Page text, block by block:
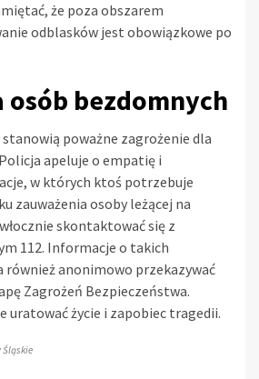
że poza obszarem
odblasków jest obowiązkowe po
osób bezdomnych
poważne zagrożenie dla
apeluje o empatię i
w których ktoś potrzebuje
zauważenia osoby leżącej na
skontaktować się z
112. Informacje o takich
również anonimowo przekazywać
Zagrożeń Bezpieczeństwa.
uratować życie i zapobiec tragedii.
Śląskie